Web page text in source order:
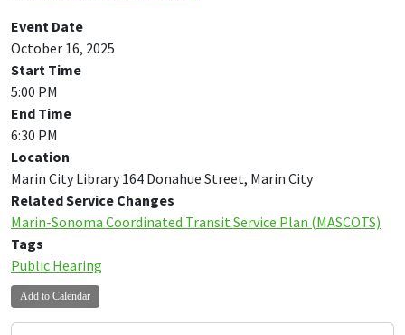
Event Date
October 16, 2025
Start Time
5:00 PM
End Time
6:30 PM
Location
Marin City Library 164 Donahue Street, Marin City
Related Service Changes
Marin-Sonoma Coordinated Transit Service Plan (MASCOTS)
Tags
Public Hearing
Add to Calendar